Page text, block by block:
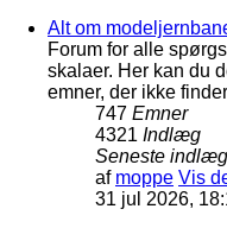
Alt om
Forum for alle
skalaer. Her kan du
emner, der ikke
747 Emner
4321 Indlæg
Seneste indlæg
af moppe Vis
31 jul 2026,